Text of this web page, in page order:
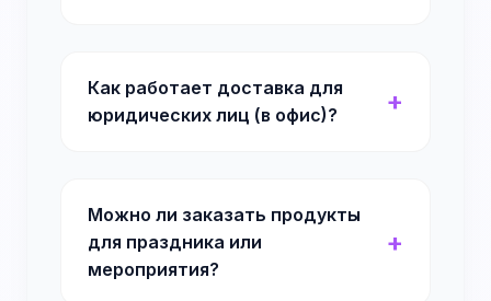
Как работает доставка для
юридических лиц (в офис)?
Можно ли заказать продукты
для праздника или
мероприятия?